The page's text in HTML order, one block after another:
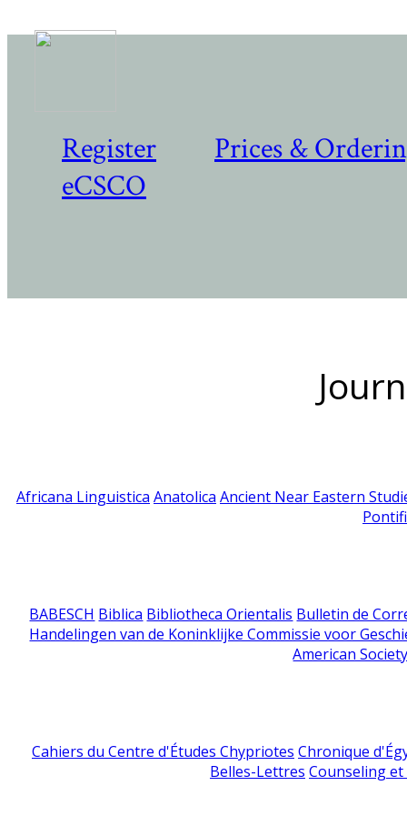
Register
Prices &
eCSCO
Africana Linguistica Anatolica Ancient Near Eastern
BABESCH Biblica Bibliotheca Orientalis Bulletin de
Handelingen van de Koninklijke Commissie voor
American
Cahiers du Centre d'Études Chypriotes Chronique
Belles-Lettres Counseling